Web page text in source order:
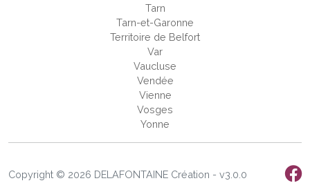
Tarn
Tarn-et-Garonne
Territoire de Belfort
Var
Vaucluse
Vendée
Vienne
Vosges
Yonne
Copyright © 2026 DELAFONTAINE Création - v3.0.0